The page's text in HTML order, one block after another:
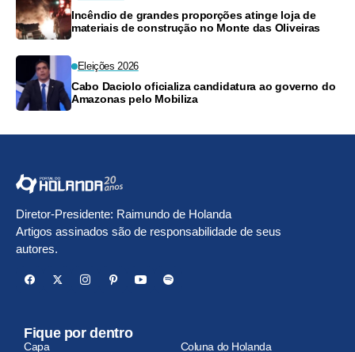
Incêndio de grandes proporções atinge loja de
materiais de construção no Monte das Oliveiras
Eleições 2026
Cabo Daciolo oficializa candidatura ao governo do
Amazonas pelo Mobiliza
Diretor-Presidente: Raimundo de Holanda
Artigos assinados são de responsabilidade de seus
autores.
Fique por dentro
Capa Coluna do Holanda